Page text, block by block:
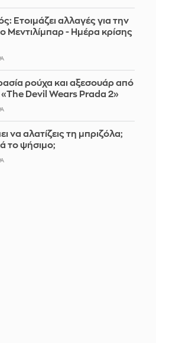
Ετοιμάζει αλλαγές για την
Μεντιλίμπαρ - Ημέρα κρίσης
ρούχα και αξεσουάρ από
«The Devil Wears Prada 2»
να αλατίζεις τη μπριζόλα;
το ψήσιμο;